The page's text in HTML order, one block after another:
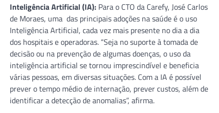
Inteligência Artificial (IA): Para o CTO da Carefy, José Carlos
de Moraes, uma das principais adoções na saúde é o uso
Inteligência Artificial, cada vez mais presente no dia a dia
dos hospitais e operadoras. “Seja no suporte à tomada de
decisão ou na prevenção de algumas doenças, o uso da
inteligência artificial se tornou imprescindível e beneficia
várias pessoas, em diversas situações. Com a IA é possível
prever o tempo médio de internação, prever custos, além de
identificar a detecção de anomalias”, afirma.